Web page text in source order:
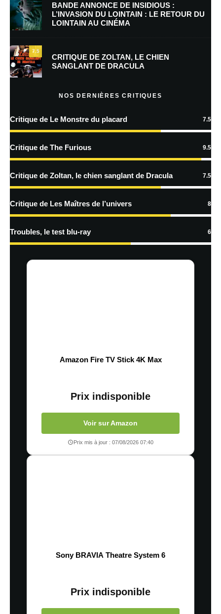
Enregistrer mon nom, mon e-mail et mon site dans le navigateur pour
mon prochain commentaire.
plus sur la façon dont les données de vos commentaires sont
BANDE ANNONCE DE INSIDIOUS :
L’INVASION DU LOINTAIN : LE RETOUR DU
LOINTAIN AU CINÉMA
7.5
CRITIQUE DE ZOLTAN, LE CHIEN
SANGLANT DE DRACULA
NOS DERNIÈRES CRITIQUES
Critique de Le Monstre du placard 7.5
Critique de The Furious 9.5
Critique de Zoltan, le chien sanglant de Dracula 7.5
Critique de Les Maîtres de l’univers 8
Troubles, le test blu-ray 6
Amazon Fire TV Stick 4K Max
Prix indisponible
Voir sur Amazon
Prix mis à jour : 07/08/2026 07:40
Sony BRAVIA Theatre System 6
Prix indisponible